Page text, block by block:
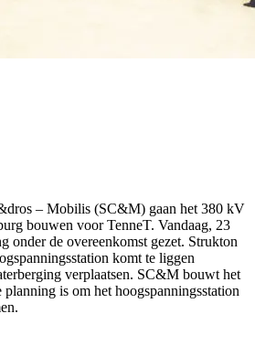
– Mobilis (SC&M) gaan het 380 kV
bouwen voor TenneT. Vandaag, 23
onder de overeenkomst gezet. Strukton
komt te liggen
verplaatsen. SC&M bouwt het
is om het hoogspanningsstation